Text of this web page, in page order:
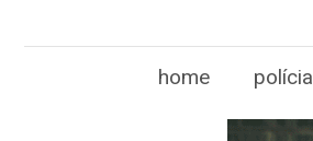
home polícia